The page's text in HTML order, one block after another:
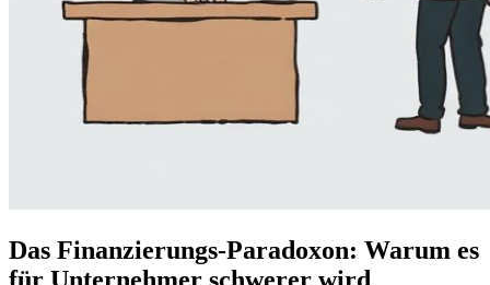
Das Finanzierungs-Paradoxon: Warum es
für Unternehmer schwerer wird